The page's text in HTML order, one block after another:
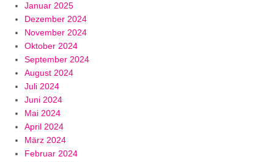
Januar 2025
Dezember 2024
November 2024
Oktober 2024
September 2024
August 2024
Juli 2024
Juni 2024
Mai 2024
April 2024
März 2024
Februar 2024